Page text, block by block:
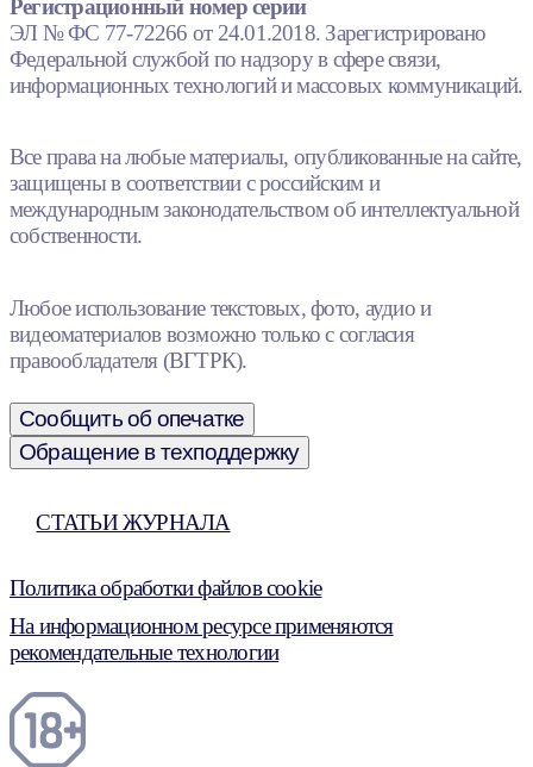
Регистрационный номер серии
ЭЛ № ФС 77-72266 от 24.01.2018. Зарегистрировано
Федеральной службой по надзору в сфере связи,
информационных технологий и массовых коммуникаций.
Все права на любые материалы, опубликованные на сайте,
защищены в соответствии с российским и
международным законодательством об интеллектуальной
собственности.
Любое использование текстовых, фото, аудио и
видеоматериалов возможно только с согласия
правообладателя (ВГТРК).
Сообщить об опечатке
Обращение в техподдержку
СТАТЬИ ЖУРНАЛА
Политика обработки файлов cookie
На информационном ресурсе применяются
рекомендательные технологии